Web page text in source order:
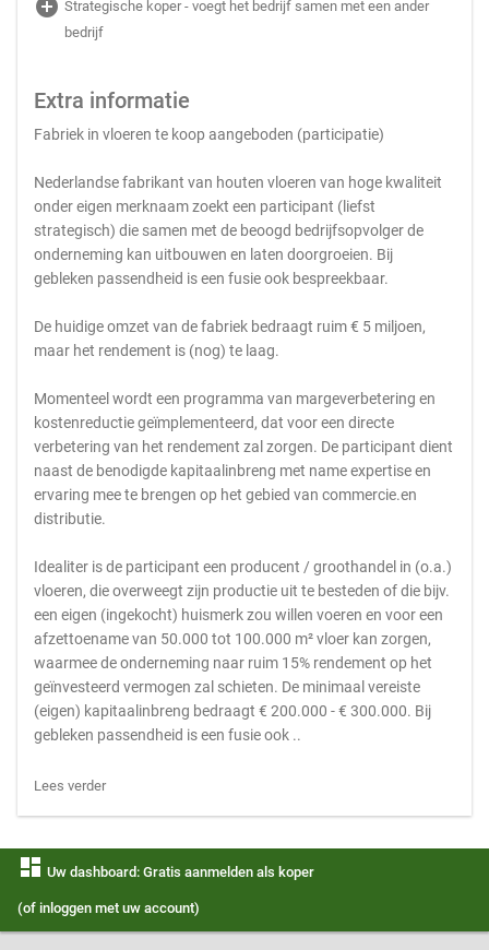
add_circle Strategische koper - voegt het bedrijf samen met een ander
bedrijf
Extra informatie
Fabriek in vloeren te koop aangeboden (participatie)
Nederlandse fabrikant van houten vloeren van hoge kwaliteit
onder eigen merknaam zoekt een participant (liefst
strategisch) die samen met de beoogd bedrijfsopvolger de
onderneming kan uitbouwen en laten doorgroeien. Bij
gebleken passendheid is een fusie ook bespreekbaar.
De huidige omzet van de fabriek bedraagt ruim € 5 miljoen,
maar het rendement is (nog) te laag.
Momenteel wordt een programma van margeverbetering en
kostenreductie geïmplementeerd, dat voor een directe
verbetering van het rendement zal zorgen. De participant dient
naast de benodigde kapitaalinbreng met name expertise en
ervaring mee te brengen op het gebied van commercie.en
distributie.
Idealiter is de participant een producent / groothandel in (o.a.)
vloeren, die overweegt zijn productie uit te besteden of die bijv.
een eigen (ingekocht) huismerk zou willen voeren en voor een
afzettoename van 50.000 tot 100.000 m² vloer kan zorgen,
waarmee de onderneming naar ruim 15% rendement op het
geïnvesteerd vermogen zal schieten. De minimaal vereiste
(eigen) kapitaalinbreng bedraagt € 200.000 - € 300.000. Bij
gebleken passendheid is een fusie ook ..
Lees verder
dashboard Uw dashboard: Gratis aanmelden als koper
(of inloggen met uw account)